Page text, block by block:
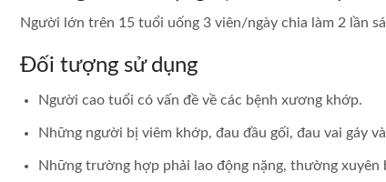
Người lớn trên 15 tuổi uống 3 viên/ngày chia làm 2 lần
Đối tượng sử dụng
Người cao tuổi có vấn đề về các bệnh xương khớp.
Những người bị viêm khớp, đau đầu gối, đau vai gáy
Những trường hợp phải lao động nặng, thường